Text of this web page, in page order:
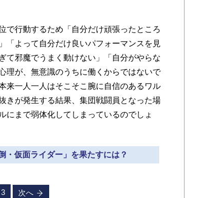
行動するため「自分だけ頑張ったところ
「よって自分だけ良いパフォーマンスを見
て邪魔でうまく動けない」「自分がやらな
理が、無意識のうちに働くからではないで
来一人一人はそこそこ腕に自信のあるワル
きが発生する結果、集団戦闘員となった場
にまで弱体化してしまっているのでしょ
・仮面ライダー」を果たすには？
3 次へ